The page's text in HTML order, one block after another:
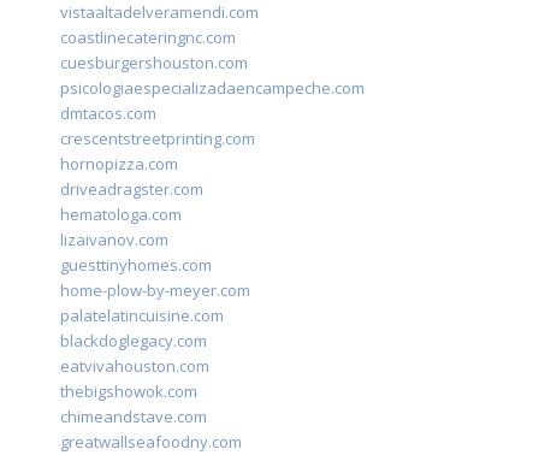
vistaaltadelveramendi.com
coastlinecateringnc.com
cuesburgershouston.com
psicologiaespecializadaencampeche.com
dmtacos.com
crescentstreetprinting.com
hornopizza.com
driveadragster.com
hematologa.com
lizaivanov.com
guesttinyhomes.com
home-plow-by-meyer.com
palatelatincuisine.com
blackdoglegacy.com
eatvivahouston.com
thebigshowok.com
chimeandstave.com
greatwallseafoodny.com